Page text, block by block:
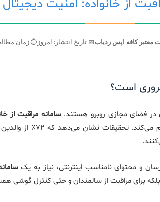
از خانواده: امنیت دیجیتال
معتبر کافه اپس ردیاب📅 تاریخ انتشار: امروز ⏱️ زمان مطالعه: ۴۰
است؟
در فضای مجازی روبرو هستند.سامانه مراقبت از
نظارت و حفاظت از عزیزان در
و محتوای نامناسب اینترنتی، نیاز به یک
برای مراقبت از سالمندان و حتی کنترل گوشی